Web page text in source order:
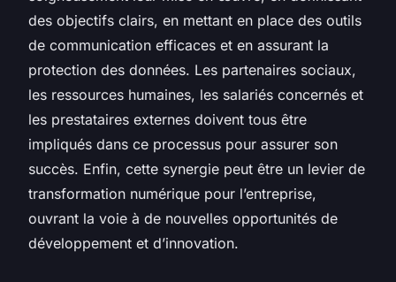
des objectifs clairs, en mettant en place des outils
de communication efficaces et en assurant la
protection des données. Les partenaires sociaux,
les ressources humaines, les salariés concernés et
les prestataires externes doivent tous être
impliqués dans ce processus pour assurer son
succès. Enfin, cette synergie peut être un levier de
transformation numérique pour l’entreprise,
ouvrant la voie à de nouvelles opportunités de
développement et d’innovation.